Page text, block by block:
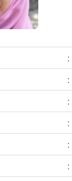
:
:
:
:
: